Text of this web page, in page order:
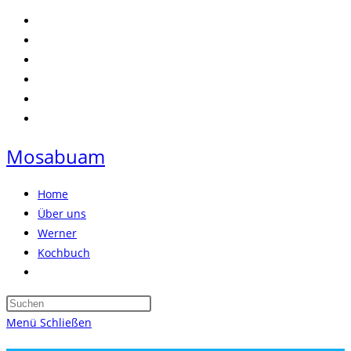
Zum
Inhalt
springen
Mosabuam
Home
Über uns
Werner
Kochbuch
umschalten
Press
Menü Schließen